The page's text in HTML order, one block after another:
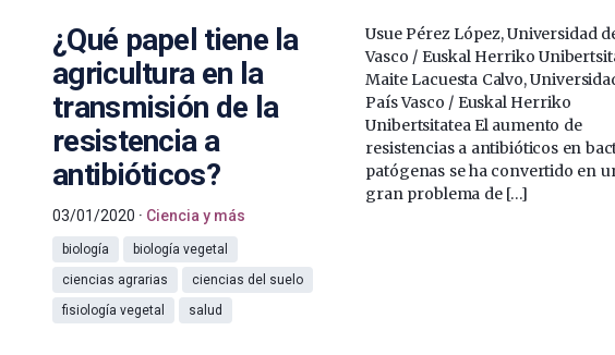
¿Qué papel tiene la
agricultura en la
transmisión de la
resistencia a
antibióticos?
03/01/2020 Ciencia y más
biología
biología vegetal
ciencias agrarias
ciencias del suelo
fisiología vegetal
salud
Usue Pérez López, Universidad
Vasco / Euskal Herriko
Maite Lacuesta Calvo,
País Vasco / Euskal Herriko
Unibertsitatea El aumento de
resistencias a antibióticos en
patógenas se ha convertido en
gran problema de […]